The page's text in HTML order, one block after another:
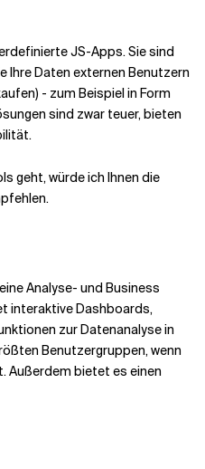
JS-Apps. Sie sind
Ihre Daten externen Benutzern
- zum Beispiel in Form
sind zwar teuer, bieten
geht, würde ich Ihnen die
Analyse- und Business
interaktive Dashboards,
zur Datenanalyse in
Benutzergruppen, wenn
Außerdem bietet es einen